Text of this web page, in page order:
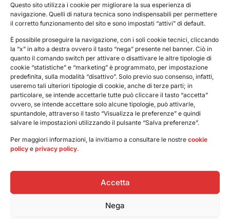
Questo sito utilizza i cookie per migliorare la sua esperienza di
navigazione. Quelli di natura tecnica sono indispensabili per permettere
il corretto funzionamento del sito e sono impostati “attivi” di default.
È possibile proseguire la navigazione, con i soli cookie tecnici, cliccando
la “x” in alto a destra ovvero il tasto “nega” presente nel banner. Ciò in
quanto il comando switch per attivare o disattivare le altre tipologie di
cookie “statistiche” e “marketing” è programmato, per impostazione
predefinita, sulla modalità “disattivo”. Solo previo suo consenso, infatti,
useremo tali ulteriori tipologie di cookie, anche di terze parti; in
particolare, se intende accettarle tutte può cliccare il tasto “accetta”
ovvero, se intende accettare solo alcune tipologie, può attivarle,
spuntandole, attraverso il tasto “Visualizza le preferenze” e quindi
salvare le impostazioni utilizzando il pulsante “Salva preferenze”.
Per maggiori informazioni, la invitiamo a consultare le nostre cookie
policy e privacy policy.
Accetta
Nega
Newsletter
Contatti
Pressroom
Il Museo Fermi organizza anche eventi, conferenze,
presentazioni. Se ti interessano le nostre attività puoi
iscriverti alla Newsletter mensile “Via Panisperna”.